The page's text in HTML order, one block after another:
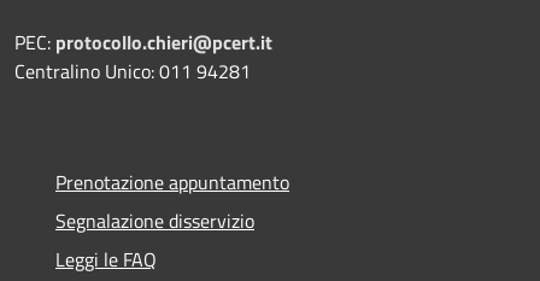
PEC: protocollo.chieri@pcert.it
Centralino Unico: 011 94281
Prenotazione appuntamento
Segnalazione disservizio
Leggi le FAQ